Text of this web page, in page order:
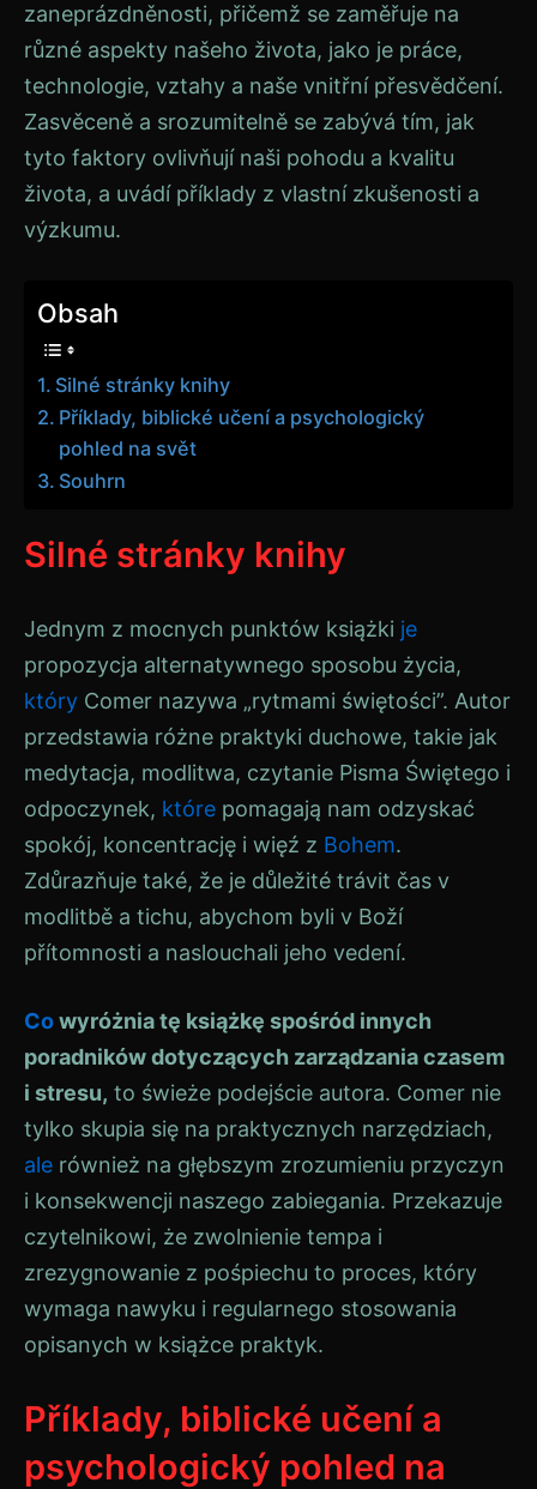
zaneprázdněnosti, přičemž se zaměřuje na
různé aspekty našeho života, jako je práce,
technologie, vztahy a naše vnitřní přesvědčení.
Zasvěceně a srozumitelně se zabývá tím, jak
tyto faktory ovlivňují naši pohodu a kvalitu
života, a uvádí příklady z vlastní zkušenosti a
výzkumu.
Obsah
Silné stránky knihy
Příklady, biblické učení a psychologický
pohled na svět
Souhrn
Silné stránky knihy
Jednym z mocnych punktów książki je
propozycja alternatywnego sposobu życia,
który Comer nazywa „rytmami świętości”. Autor
przedstawia różne praktyki duchowe, takie jak
medytacja, modlitwa, czytanie Pisma Świętego i
odpoczynek, które pomagają nam odzyskać
spokój, koncentrację i więź z Bohem.
Zdůrazňuje také, že je důležité trávit čas v
modlitbě a tichu, abychom byli v Boží
přítomnosti a naslouchali jeho vedení.
Cowyróżnia tę książkę spośród innych
poradników dotyczących zarządzania czasem
i stresu, to świeże podejście autora. Comer nie
tylko skupia się na praktycznych narzędziach,
ale również na głębszym zrozumieniu przyczyn
i konsekwencji naszego zabiegania. Przekazuje
czytelnikowi, że zwolnienie tempa i
zrezygnowanie z pośpiechu to proces, który
wymaga nawyku i regularnego stosowania
opisanych w książce praktyk.
Příklady, biblické učení a
psychologický pohled na